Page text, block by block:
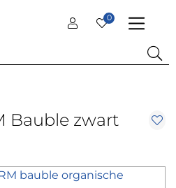
0
Bauble zwart